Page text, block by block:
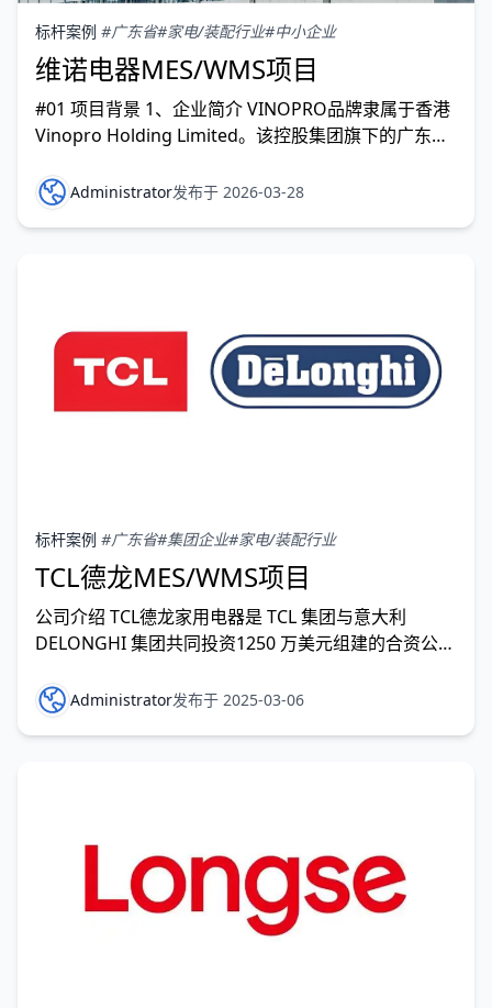
标杆案例 #广东省#家电/装配行业#中小企业
维诺电器MES/WMS项目
#01 项目背景 1、企业简介 VINOPRO品牌隶属于香港
Vinopro Holding Limited。该控股集团旗下的广东维
端葡萄酒恒温储藏柜的研发、设计与制造。自2010年
创立以来，VINOPRO一直将消费者的需求与体验放在
Administrator发布于 2026-03-28
标杆案例 #广东省#集团企业#家电/装配行业
TCL德龙MES/WMS项目
公司介绍 TCL德龙家用电器是 TCL 集团与意大利
DELONGHI 集团共同投资1250 万美元组建的合资公
供更为舒适的环境，是除湿机和移动空调重要的研发机
构之一，也是除湿机和移动空调专业生产基地。TCL 德
Administrator发布于 2025-03-06